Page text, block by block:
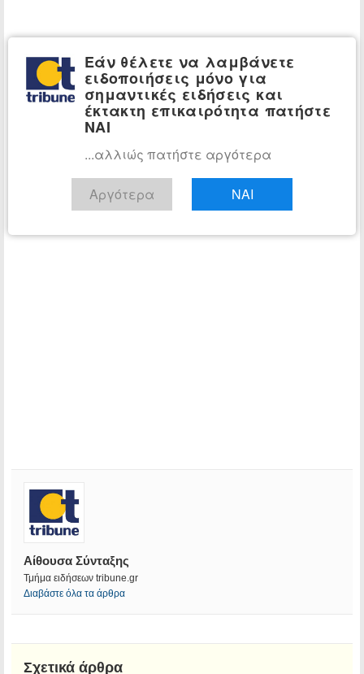
Αίθουσα Σύνταξης
Τμήμα ειδήσεων tribune.gr
Διαβάστε όλα τα άρθρα
Σχετικά άρθρα
Εάν θέλετε να λαμβάνετε
ειδοποιήσεις μόνο για
σημαντικές ειδήσεις και
έκτακτη επικαιρότητα πατήστε
ΝΑΙ
...αλλιώς πατήστε αργότερα
Αργότερα ΝΑΙ